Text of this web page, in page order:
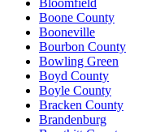
Boone County
Booneville
Bourbon County
Bowling Green
Boyd County
Boyle County
Bracken County
Brandenburg